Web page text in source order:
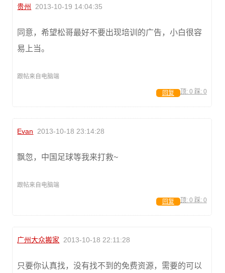
贵州 2013-10-19 14:04:35
同意，希望松哥最好不要出现培训的广告，小白很容
易上当。
跟帖来自电脑端
顶: 0 踩: 0
回复
Evan 2013-10-18 23:14:28
飘忽，中国足球等我来打救~
跟帖来自电脑端
顶: 0 踩: 0
回复
广州大众搬家 2013-10-18 22:11:28
只要你认真找，没有找不到的免费资源，需要的可以